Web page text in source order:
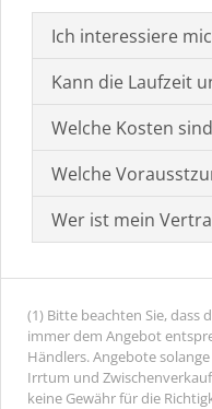
Ich interessiere
Kann die Laufzeit
Welche Kosten
Welche
Wer ist mein
(1) Bitte beachten Sie,
immer dem Angebot
Händlers. Angebote
Irrtum und
keine Gewähr für die